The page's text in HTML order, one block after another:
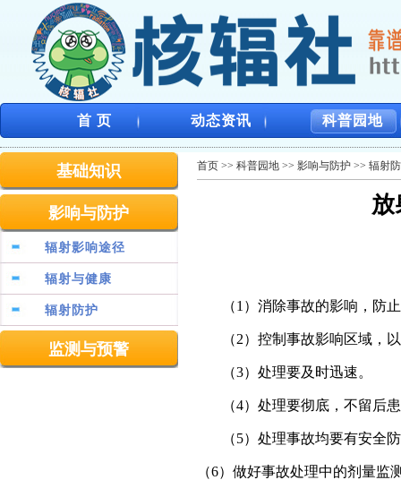
首 页 动态资讯 科普园地
基础知识
影响与防护
辐射影响途径
辐射与健康
辐射防护
监测与预警
首页 >> 科普园地 >> 影响与防护 >> 辐射
放
（1 ）消除事故的影响，防
（2）控制事故影响区域，
（3）处理要及时迅速。
（4）处理要彻底，不留后
（5）处理事故均要有安全
（6）做好事故处理中的剂量监